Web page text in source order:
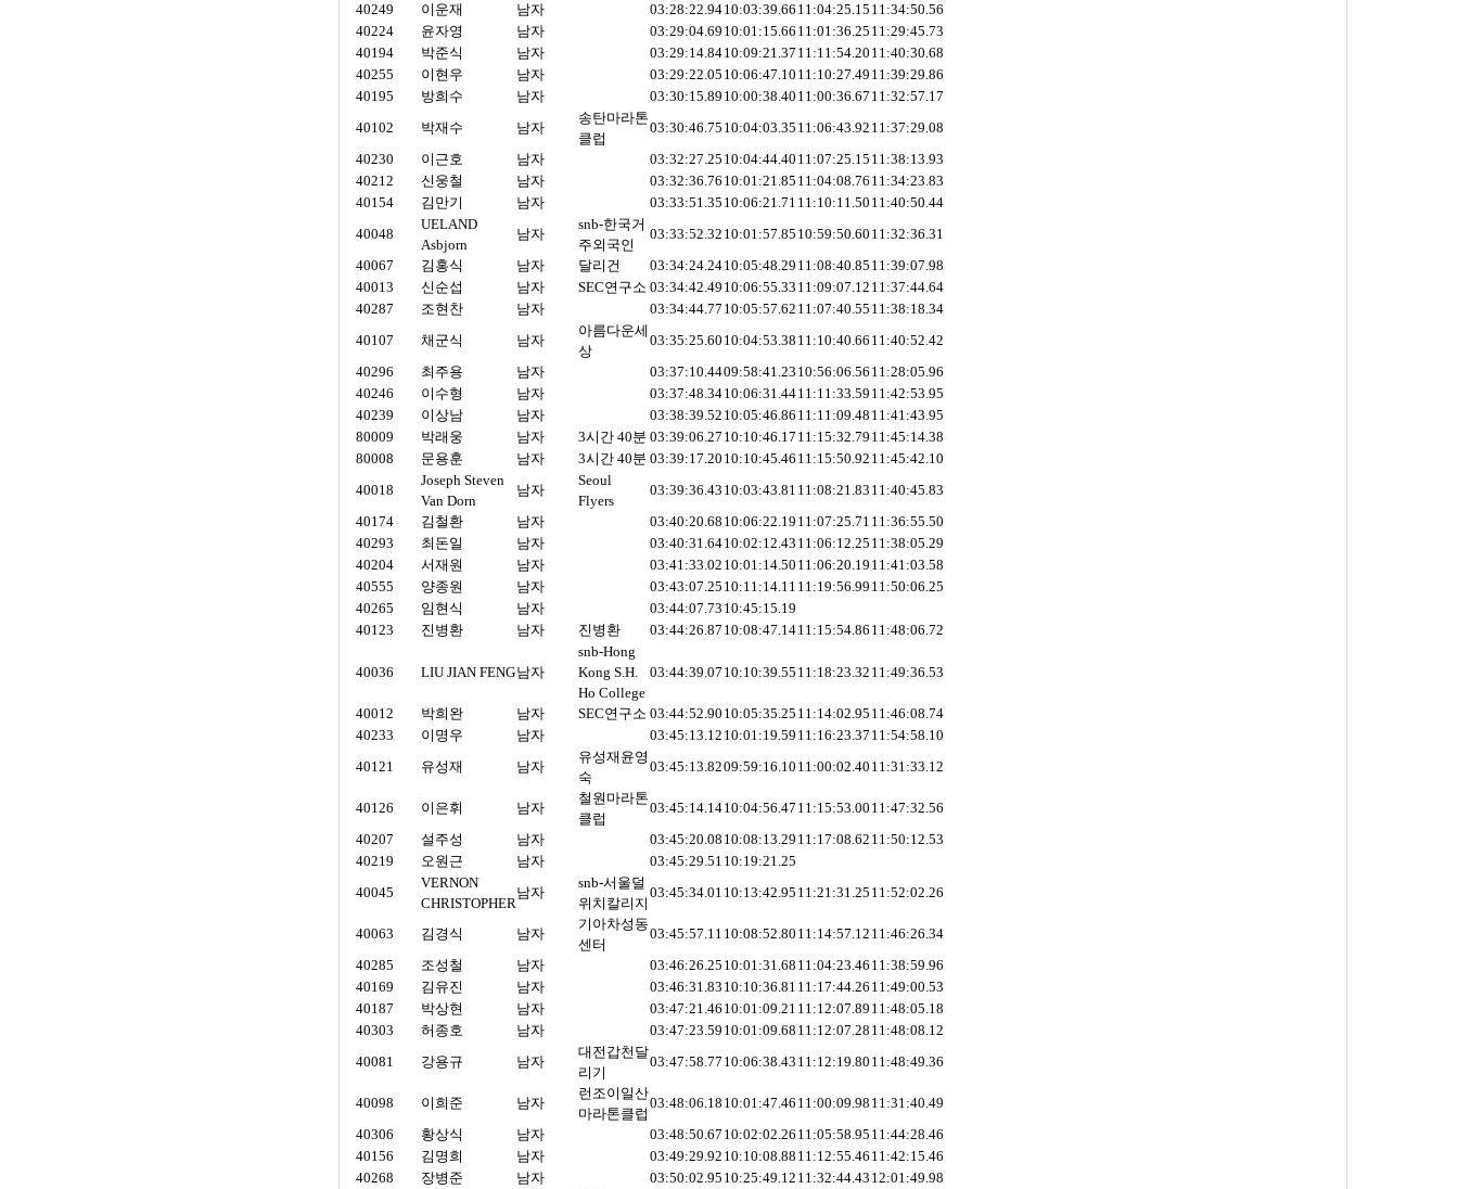
40249
이운재 남자 03:28:22.9410:03:39.66 11:04:25.15 11:34:50.56
40224
윤자영 남자 03:29:04.69 10:01:15.66 11:01:36.25 11:29:45.73
40194
박준식 남자 03:29:14.8410:09:21.37 11:11:54.20 11:40:30.68
40255
이현우 남자 03:29:22.05 10:06:47.10 11:10:27.49 11:39:29.86
40195
방희수 남자 03:30:15.89 10:00:38.40 11:00:36.67 11:32:57.17
40102
박재수 남자
송탄마라톤
클럽
03:30:46.75 10:04:03.35 11:06:43.92 11:37:29.08
40230
이근호 남자 03:32:27.25 10:04:44.40 11:07:25.15 11:38:13.93
40212
신웅철 남자 03:32:36.76 10:01:21.85 11:04:08.76 11:34:23.83
40154
김만기 남자 03:33:51.35 10:06:21.71 11:10:11.50 11:40:50.44
40048
UELAND
Asbjorn
남자
snb-한국거
주외국인
03:33:52.32 10:01:57.85 10:59:50.60 11:32:36.31
40067
김홍식 남자 달리건 03:34:24.2410:05:48.29 11:08:40.85 11:39:07.98
40013
신순섭 남자 SEC연구소 03:34:42.49 10:06:55.33 11:09:07.12 11:37:44.64
40287
조현찬 남자 03:34:44.77 10:05:57.62 11:07:40.55 11:38:18.34
40107
채군식 남자
아름다운세
상
03:35:25.60 10:04:53.38 11:10:40.66 11:40:52.42
40296
최주용 남자 03:37:10.4409:58:41.23 10:56:06.56 11:28:05.96
40246
이수형 남자 03:37:48.3410:06:31.4411:11:33.59 11:42:53.95
40239
이상남 남자 03:38:39.52 10:05:46.86 11:11:09.48 11:41:43.95
80009
박래웅 남자 3시간 40분 03:39:06.27 10:10:46.17 11:15:32.79 11:45:14.38
80008
문용훈 남자 3시간 40분 03:39:17.20 10:10:45.46 11:15:50.92 11:45:42.10
40018
Joseph Steven
Van Dorn
남자
Seoul
Flyers
03:39:36.43 10:03:43.81 11:08:21.83 11:40:45.83
40174
김철환 남자 03:40:20.68 10:06:22.19 11:07:25.71 11:36:55.50
40293
최돈일 남자 03:40:31.6410:02:12.43 11:06:12.25 11:38:05.29
40204
서재원 남자 03:41:33.02 10:01:14.50 11:06:20.19 11:41:03.58
40555
양종원 남자 03:43:07.25 10:11:14.11 11:19:56.99 11:50:06.25
40265
임현식 남자 03:44:07.73 10:45:15.19
40123
진병환 남자 진병환 03:44:26.87 10:08:47.1411:15:54.86 11:48:06.72
40036 LIU JIAN FENG남자
snb-Hong
Kong S.H.
Ho College
03:44:39.07 10:10:39.55 11:18:23.32 11:49:36.53
40012 박희완 남자 SEC연구소 03:44:52.90 10:05:35.25 11:14:02.95 11:46:08.74
40233
이명우 남자 03:45:13.12 10:01:19.59 11:16:23.37 11:54:58.10
40121
유성재 남자
유성재윤영
숙
03:45:13.8209:59:16.10 11:00:02.40 11:31:33.12
40126 이은휘 남자
철원마라톤
클럽
03:45:14.1410:04:56.47 11:15:53.00 11:47:32.56
40207
설주성 남자 03:45:20.08 10:08:13.29 11:17:08.62 11:50:12.53
40219
오원근 남자 03:45:29.51 10:19:21.25
40045
VERNON
CHRISTOPHER
남자
snb-서울덜
위치칼리지
03:45:34.01 10:13:42.95 11:21:31.25 11:52:02.26
40063 김경식 남자
기아차성동
센터
03:45:57.11 10:08:52.80 11:14:57.12 11:46:26.34
40285
조성철 남자 03:46:26.25 10:01:31.68 11:04:23.46 11:38:59.96
40169
김유진 남자 03:46:31.83 10:10:36.81 11:17:44.26 11:49:00.53
40187
박상현 남자 03:47:21.46 10:01:09.21 11:12:07.89 11:48:05.18
40303
허종호 남자 03:47:23.59 10:01:09.68 11:12:07.28 11:48:08.12
40081
강용규 남자
대전갑천달
리기
03:47:58.77 10:06:38.43 11:12:19.80 11:48:49.36
40098 이희준 남자
런조이일산
마라톤클럽
03:48:06.18 10:01:47.46 11:00:09.98 11:31:40.49
40306
황상식 남자 03:48:50.67 10:02:02.26 11:05:58.95 11:44:28.46
40156
김명희 남자 03:49:29.92 10:10:08.88 11:12:55.46 11:42:15.46
40268
장병준 남자 03:50:02.95 10:25:49.12 11:32:44.43 12:01:49.98